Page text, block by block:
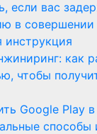
если вас
в совершении
инструкция
как
чтобы
Google Play
способы